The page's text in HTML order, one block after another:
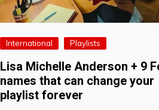
International Playlists
Lisa Michelle Anderson + 9
names that can change your
playlist forever